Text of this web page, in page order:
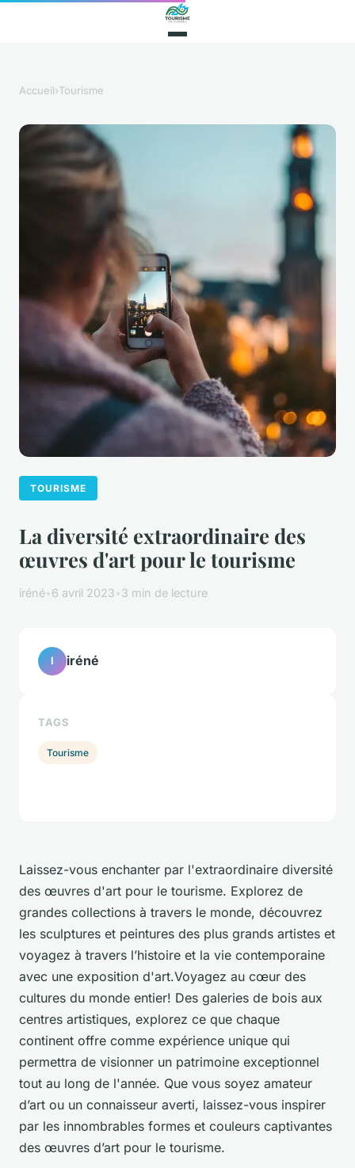
Accueil›Tourisme
TOURISME
La diversité extraordinaire des
œuvres d'art pour le tourisme
iréné•6 avril 2023•3 min de lecture
Laissez-vous enchanter par l'extraordinaire diversité
des œuvres d'art pour le tourisme. Explorez de
grandes collections à travers le monde, découvrez
les sculptures et peintures des plus grands artistes et
voyagez à travers l’histoire et la vie contemporaine
avec une exposition d'art.Voyagez au cœur des
cultures du monde entier! Des galeries de bois aux
centres artistiques, explorez ce que chaque
continent offre comme expérience unique qui
permettra de visionner un patrimoine exceptionnel
tout au long de l'année. Que vous soyez amateur
d’art ou un connaisseur averti, laissez-vous inspirer
par les innombrables formes et couleurs captivantes
des œuvres d’art pour le tourisme.
I iréné
TAGS
Tourisme